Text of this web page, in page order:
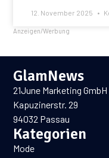
12. November 2025
Anzeigen/Werbung
GlamNews
21June Marketing GmbH
Kapuzinerstr. 29
94032 Passau
Kategorien
Mode